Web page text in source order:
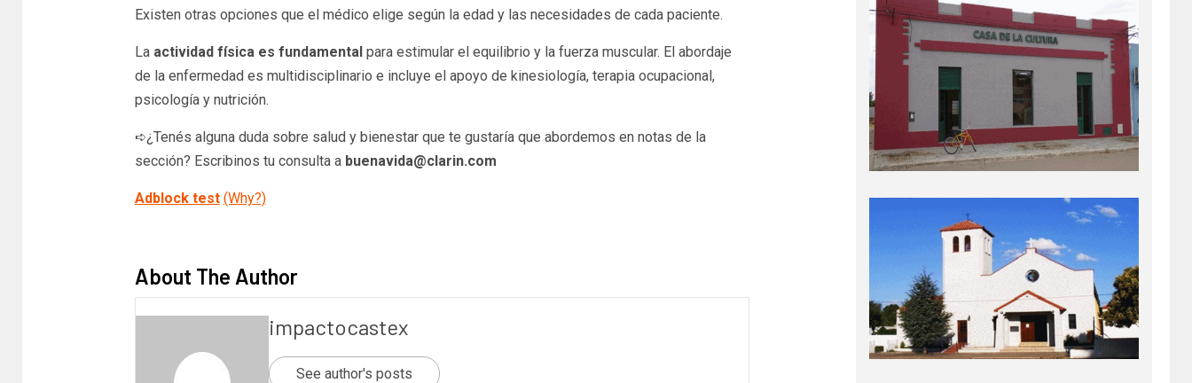
Existen otras opciones que el médico elige según la edad y las necesidades de cada paciente.
Laactividad física es fundamental para estimular el equilibrio y la fuerza muscular. El abordaje
de la enfermedad es multidisciplinario e incluye el apoyo de kinesiología, terapia ocupacional,
psicología y nutrición.
➪¿Tenés alguna duda sobre salud y bienestar que te gustaría que abordemos en notas de la
sección? Escribinos tu consulta a buenavida@clarin.com
Adblock test (Why?)
About The Author
impactocastex
See author's posts